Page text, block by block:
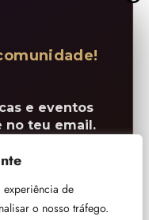
experiência de
o nosso tráfego.
e eventos
no teu email.